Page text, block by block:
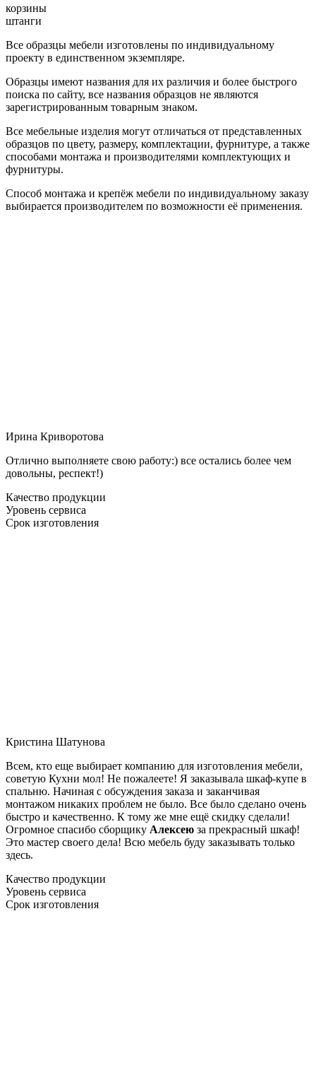
корзины
штанги
Все образцы мебели изготовлены по индивидуальному
проекту в единственном экземпляре.
Образцы имеют названия для их различия и более быстрого
поиска по сайту, все названия образцов не являются
зарегистрированным товарным знаком.
Все мебельные изделия могут отличаться от представленных
образцов по цвету, размеру, комплектации, фурнитуре, а также
способами монтажа и производителями комплектующих и
фурнитуры.
Способ монтажа и крепёж мебели по индивидуальному заказу
выбирается производителем по возможности её применения.
Ирина Криворотова
Отлично выполняете свою работу:) все остались более чем
довольны, респект!)
Качество продукции
Уровень сервиса
Срок изготовления
Кристина Шатунова
Всем, кто еще выбирает компанию для изготовления мебели,
советую Кухни мол! Не пожалеете! Я заказывала шкаф-купе в
спальню. Начиная с обсуждения заказа и заканчивая
монтажом никаких проблем не было. Все было сделано очень
быстро и качественно. К тому же мне ещё скидку сделали!
Огромное спасибо сборщику Алексею за прекрасный шкаф!
Это мастер своего дела! Всю мебель буду заказывать только
здесь.
Качество продукции
Уровень сервиса
Срок изготовления